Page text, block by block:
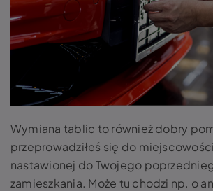
Wymiana tablic to również dobry
przeprowadziłeś się do
nastawionej do Twojego
zamieszkania. Może tu chodzi np. o